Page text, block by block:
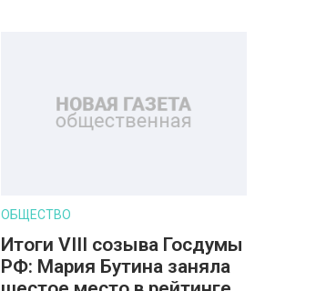
ОБЩЕСТВО
Итоги VIII созыва Госдумы
РФ: Мария Бутина заняла